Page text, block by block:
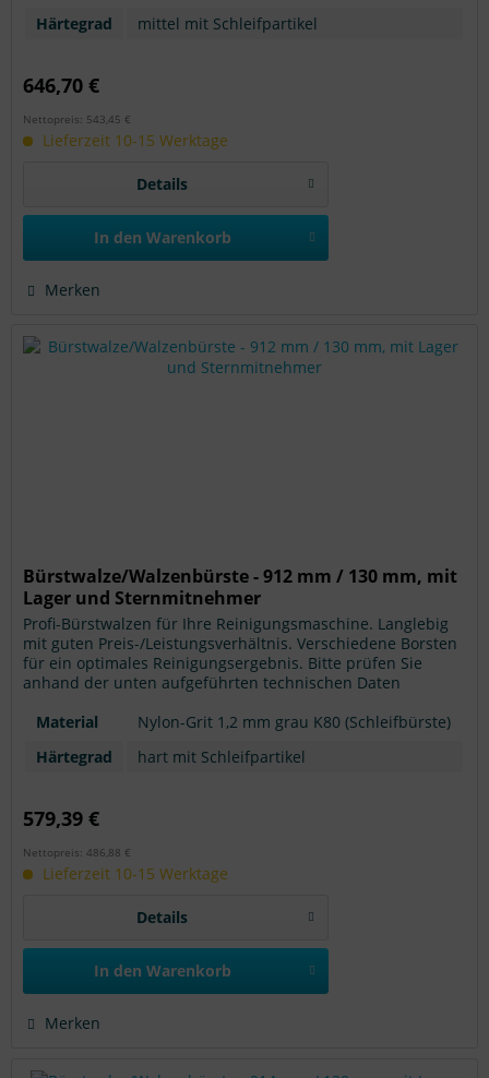
Härtegrad
mittel mit Schleifpartikel
646,70 €
Nettopreis: 543,45 €
Lieferzeit 10-15 Werktage
Details
In den Warenkorb
Merken
Bürstwalze/Walzenbürste - 912 mm / 130 mm, mit
Lager und Sternmitnehmer
Profi-Bürstwalzen für Ihre Reinigungsmaschine. Langlebig
mit guten Preis-/Leistungsverhältnis. Verschiedene Borsten
für ein optimales Reinigungsergebnis. Bitte prüfen Sie
anhand der unten aufgeführten technischen Daten
passende Zubehörteil handelt. Achtung: Modellangaben
Material
Nylon-Grit 1,2 mm grau K80 (Schleifbürste)
Härtegrad
hart mit Schleifpartikel
579,39 €
Nettopreis: 486,88 €
Lieferzeit 10-15 Werktage
Details
In den Warenkorb
Merken